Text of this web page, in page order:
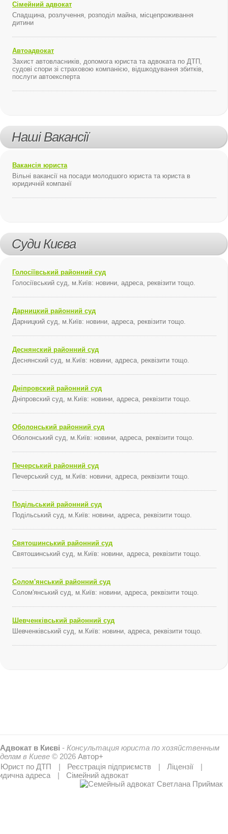
Сімейний адвокат
Спадщина, розлучення, розподіл майна, місцепроживання
дитини
Автоадвокат
Захист автовласників, допомога юриста та адвоката по ДТП,
судові спори зі страховою компанією, відшкодування збитків,
послуги автоексперта
Наші Вакансії
Вакансія юриста
Вільні вакансії на посади молодшого юриста та юриста в
юридичній компанії
Суди Києва
Голосіївський районний суд
Голосіївський суд, м.Київ: новини, адреса, реквізити тощо.
Дарницкий районний суд
Дарницкий суд, м.Київ: новини, адреса, реквізити тощо.
Деснянский районний суд
Деснянский суд, м.Київ: новини, адреса, реквізити тощо.
Дніпровский районний суд
Дніпровский суд, м.Київ: новини, адреса, реквізити тощо.
Оболонський районний суд
Оболонський суд, м.Київ: новини, адреса, реквізити тощо.
Печерський районний суд
Печерський суд, м.Київ: новини, адреса, реквізити тощо.
Подільський районний суд
Подільський суд, м.Київ: новини, адреса, реквізити тощо.
Святошинський районний суд
Святошинський суд, м.Київ: новини, адреса, реквізити тощо.
Солом'янський районний суд
Солом'янський суд, м.Київ: новини, адреса, реквізити тощо.
Шевченківський районний суд
Шевченківський суд, м.Київ: новини, адреса, реквізити тощо.
Адвокат в Києві - Консультация юриста по хозяйственным
делам в Киеве © 2026 Автор+
Юрист по ДТП
Реєстрація підприємств
Ліцензії
адреса
Сімейний адвокат